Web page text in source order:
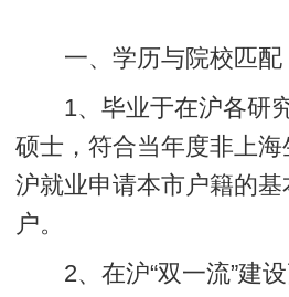
一、学历与院校匹配
1、毕业于在沪各研究
硕士，符合当年度非上
沪就业申请本市户籍的
户。
2、在沪“双一流”建设